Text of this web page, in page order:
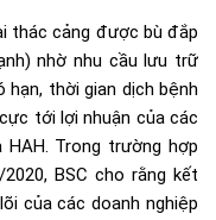
thác cảng được bù đắp
nhờ nhu cầu lưu trữ
hạn, thời gian dịch bệnh
tới lợi nhuận của các
HAH. Trong trường hợp
BSC cho rằng kết
của các doanh nghiệp